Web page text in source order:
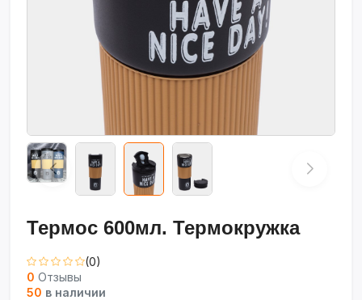
Термос 600мл. Термокружка
(0)
0 Отзывы
50 в наличии